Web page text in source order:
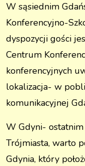
W sąsiednim
Konferencyjno-
dyspozycji gości
Centrum
konferencyjnych
lokalizacja- w
komunikacyjnej
W Gdyni- ostatnim
Trójmiasta, warto
Gdynia, który